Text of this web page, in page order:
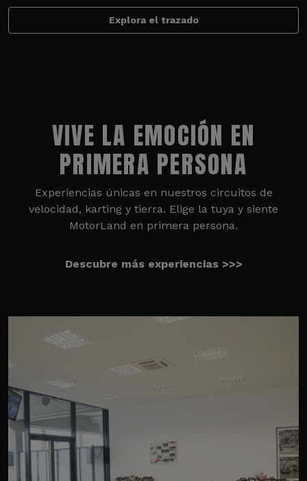
Explora el trazado
VIVE LA EMOCIÓN EN
PRIMERA PERSONA
Experiencias únicas en nuestros circuitos de
velocidad, karting y tierra. Elige la tuya y siente
MotorLand en primera persona.
Descubre más experiencias >>>